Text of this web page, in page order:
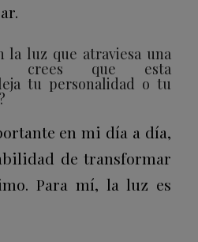
la luz que atraviesa una
crees que esta
tu personalidad o tu
en mi día a día,
de transformar
Para mí, la luz es